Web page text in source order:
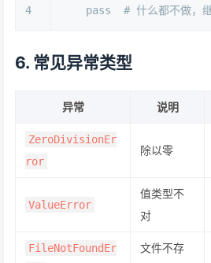
4
pass
# 什么都不做，
6. 常见异常类型
异常 说明
ZeroDivisionEr
ror
除以零
ValueError
值类型不
对
FileNotFoundEr
文件不存